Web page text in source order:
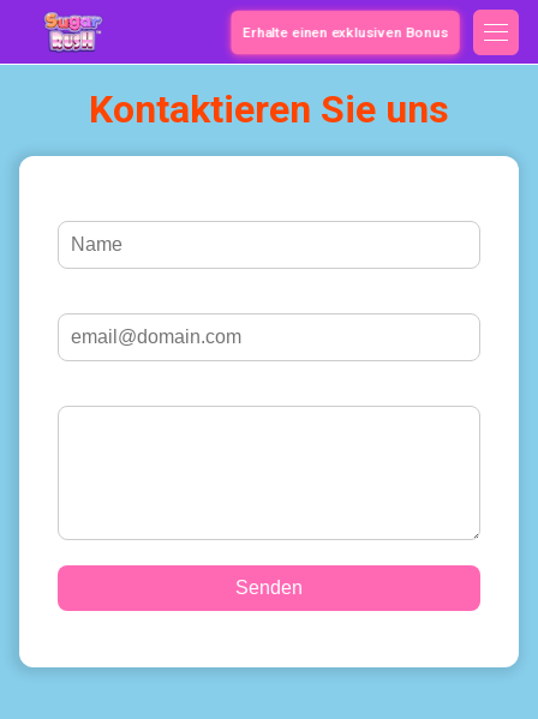
Erhalte einen exklusiven Bonus
Kontaktieren Sie uns
Senden